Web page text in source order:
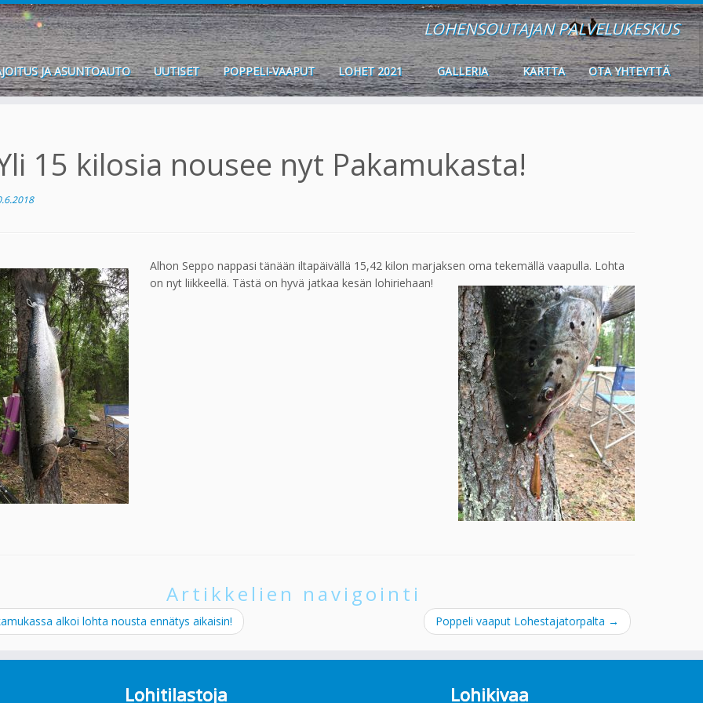
LOHENSOUTAJAN PALVELUKESKUS
JA ASUNTOAUTO UUTISET POPPELI-VAAPUT LOHET 2021 GALLERIA KARTTA OTA YHTEYTTÄ
15 kilosia nousee nyt Pakamukasta!
Alhon Seppo nappasi tänään iltapäivällä 15,42 kilon marjaksen oma tekemällä vaapulla. Lohta
on nyt liikkeellä. Tästä on hyvä jatkaa kesän lohiriehaan!
Artikkelien navigointi
alkoi lohta nousta ennätys aikaisin! Poppeli vaaput Lohestajatorpalta →
Lohitilastoja Lohikivaa